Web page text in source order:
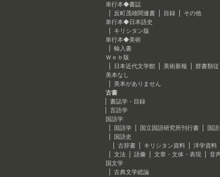
単行本◆書誌
反町茂雄関連書
目録
その他
単行本◆日本語史
キリシタン版
単行本◆美術
輸入書
Ｗｅｂ版
日本近代文学館
美術新報
群書類
美本なし
美本がありません
古書
書誌学・目録
言語学
国語学
国語学
国立国語研究所刊行書
国
国語史
古辞書
キリシタン資料
洋学資料
文法
語彙 文章・文体・表現
音
国文学
古典文学総論